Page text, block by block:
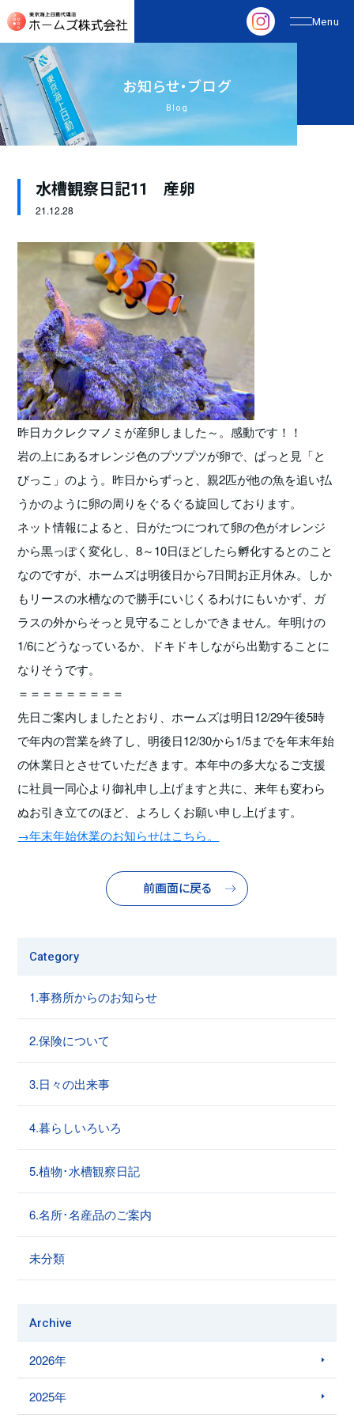
お知らせ・ブログ
Blog
水槽観察日記11 産卵
21.12.28
昨日カクレクマノミが産卵しました～。感動です！！
岩の上にあるオレンジ色のプツプツが卵で、ぱっと見「と
びっこ」のよう。昨日からずっと、親2匹が他の魚を追い払
うかのように卵の周りをぐるぐる旋回しております。
ネット情報によると、日がたつにつれて卵の色がオレンジ
から黒っぽく変化し、8～10日ほどしたら孵化するとのこと
なのですが、ホームズは明後日から7日間お正月休み。しか
もリースの水槽なので勝手にいじくるわけにもいかず、ガ
ラスの外からそっと見守ることしかできません。年明けの
1/6にどうなっているか、ドキドキしながら出勤することに
なりそうです。
＝＝＝＝＝＝＝＝＝
先日ご案内しましたとおり、ホームズは明日12/29午後5時
で年内の営業を終了し、明後日12/30から1/5までを年末年始
の休業日とさせていただきます。本年中の多大なるご支援
に社員一同心より御礼申し上げますと共に、来年も変わら
ぬお引き立てのほど、よろしくお願い申し上げます。
→年末年始休業のお知らせはこちら。
前画面に戻る
Category
1.事務所からのお知らせ
2.保険について
3.日々の出来事
4.暮らしいろいろ
5.植物･水槽観察日記
6.名所･名産品のご案内
未分類
Archive
2026年
2025年